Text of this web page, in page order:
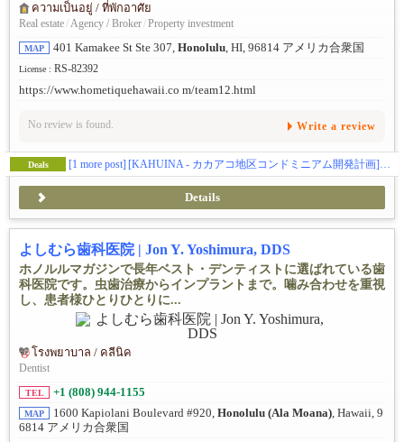
ความเป็นอยู่ / ที่พักอาศัย
Real estate/Agency / Broker/Property investment
MAP 401 Kamakee St Ste 307, Honolulu, HI, 96814 アメリカ合衆国
License : RS-82392
https://www.hometiquehawaii.co m/team12.html
No review is found. Write a review
Deals [1 more post] [KAHUINA - カカアコ地区コンドミニアム開発計画]🏠✨
Details
よしむら歯科医院 | Jon Y. Yoshimura, DDS
ホノルルマガジンで長年ベスト・デンティストに選ばれている歯
科医院です。虫歯治療からインプラントまで。噛み合わせを重視
し、患者様ひとりひとりに...
โรงพยาบาล / คลีนิค
Dentist
TEL +1 (808) 944-1155
MAP 1600 Kapiolani Boulevard #920, Honolulu (Ala Moana), Hawaii, 9
6814 アメリカ合衆国